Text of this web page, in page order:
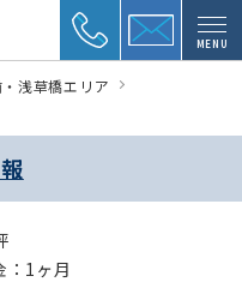
MENU
浅草橋エリア
：1ヶ月